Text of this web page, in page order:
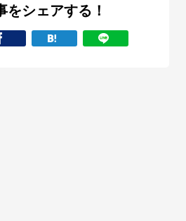
をシェアする！